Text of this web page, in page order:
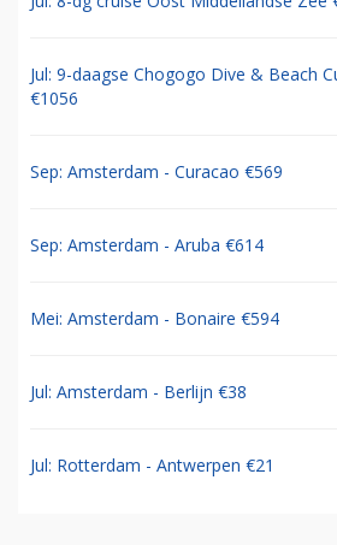
Jul: 9-daagse Chogogo Dive & Beach
€1056
Sep: Amsterdam - Curacao €569
Sep: Amsterdam - Aruba €614
Mei: Amsterdam - Bonaire €594
Jul: Amsterdam - Berlijn €38
Jul: Rotterdam - Antwerpen €21